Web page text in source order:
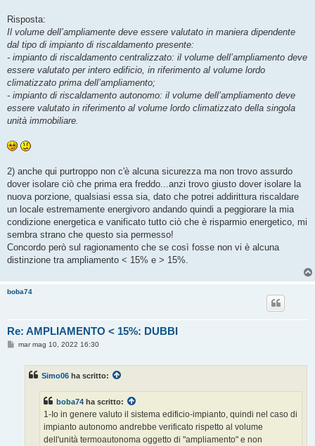
Risposta:
Il volume dell’ampliamente deve essere valutato in maniera dipendente
dal tipo di impianto di riscaldamento presente:
- impianto di riscaldamento centralizzato: il volume dell’ampliamento deve
essere valutato per intero edificio, in riferimento al volume lordo
climatizzato prima dell’ampliamento;
- impianto di riscaldamento autonomo: il volume dell’ampliamento deve
essere valutato in riferimento al volume lordo climatizzato della singola
unità immobiliare.
2) anche qui purtroppo non c'è alcuna sicurezza ma non trovo assurdo
dover isolare ciò che prima era freddo...anzi trovo giusto dover isolare la
nuova porzione, qualsiasi essa sia, dato che potrei addirittura riscaldare
un locale estremamente energivoro andando quindi a peggiorare la mia
condizione energetica e vanificato tutto ciò che è risparmio energetico, mi
sembra strano che questo sia permesso!
Concordo però sul ragionamento che se così fosse non vi è alcuna
distinzione tra ampliamento < 15% e > 15%.
boba74
Re: AMPLIAMENTO < 15%: DUBBI
Mmar mag 10, 2022 16:30
Simo06 ha scritto:
boba74 ha scritto:
1-Io in genere valuto il sistema edificio-impianto, quindi nel caso di
impianto autonomo andrebbe verificato rispetto al volume
dell'unità termoautonoma oggetto di "ampliamento" e non